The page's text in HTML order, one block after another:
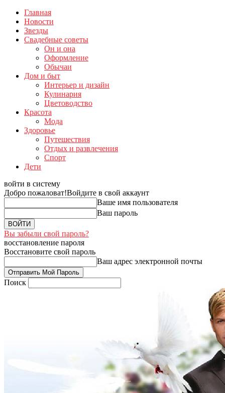
Главная
Новости
Звезды
Свадебные советы
Он и она
Оформление
Обычаи
Дом и быт
Интерьер и дизайн
Кулинария
Цветоводство
Красота
Мода
Здоровье
Путешествия
Отдых и развлечения
Спорт
Дети
войти в систему
Добро пожаловат!Войдите в свой аккаунт
Ваше имя пользователя
Ваш пароль
Вы забыли свой пароль?
восстановление пароля
Восстановите свой пароль
Ваш адрес электронной почты
Поиск